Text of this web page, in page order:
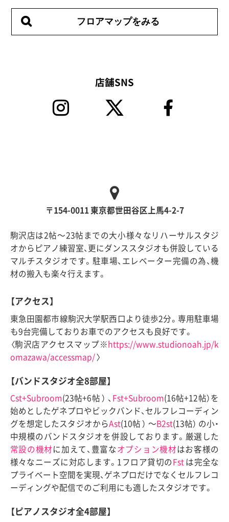
フロアマップをみる
店舗SNS
〒154-0011 東京都世田谷区上馬4-2-7
駒沢店は2帖〜23帖までの大小様々なリハーサルスタジ
オからピアノ練習室、更にダンススタジオも併設している
マルチスタジオです。駐車場、エレベーター完備の為、機
材の搬入も楽々行えます。
【アクセス】
東急田園都市線駒沢大学駅西口より徒歩2分。専用駐車場
も9台完備しておりお車でのアクセスも良好です。
〈駒沢店アクセスマップ※https://www.studionoah.jp/k
omazawa/accessmap/〉
【バンドスタジオ全8部屋】
Cst+Subroom(23帖+6帖 ） 、 Fst+Subroom(16帖+12帖）を
始めとしたゲネプロやビックバンド、セルフレコーディン
グを想定したスタジオからAst(10帖 ） 〜B2st(13帖） の小・
中規模のバンドスタジオを併設しております。厳選した
常設の機材に加えて、豊富なオプション機材はお客様の
様々なニーズに対応します。1フロア貸切のFstは完全な
プライベート空間を実現、ゲネプロだけでなくセルフレコ
ーディングや配信でのご利用にも適したスタジオです。
【ピアノスタジオ全4部屋】